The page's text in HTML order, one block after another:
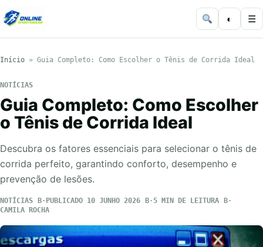
◐ ☰
Início » Guia Completo: Como Escolher o Tênis de Corrida Ideal
NOTÍCIAS
Guia Completo: Como Escolher
o Tênis de Corrida Ideal
Descubra os fatores essenciais para selecionar o tênis de
corrida perfeito, garantindo conforto, desempenho e
prevenção de lesões.
NOTÍCIAS PUBLICADO 10 JUNHO 2026
5 MIN DE LEITURA
CAMILA ROCHA